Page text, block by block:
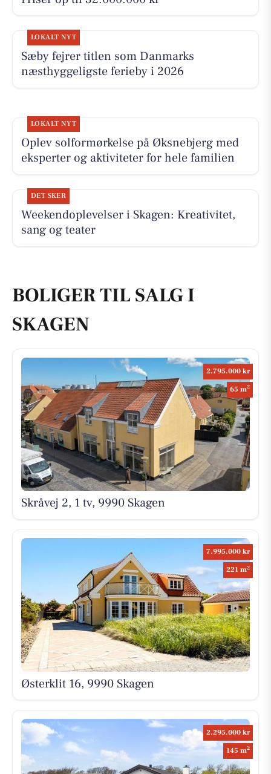
LOKALT NYT
Sæby fejrer titlen som Danmarks
næsthyggeligste ferieby i 2026
LOKALT NYT
Oplev solformørkelse på Øksnebjerg med
eksperter og aktiviteter for hele familien
DET SKER
Weekendoplevelser i Skagen: Kreativitet,
sang og teater
BOLIGER TIL SALG I
SKAGEN
2.795.000 kr
65 m2
Skråvej 2, 1 tv, 9990 Skagen
7.995.000 kr
221 m2
Østerklit 16, 9990 Skagen
2.295.000 kr
145 m2